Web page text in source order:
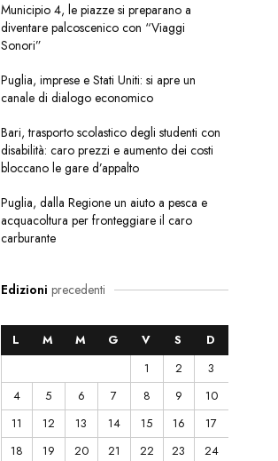
Municipio 4, le piazze si preparano a
diventare palcoscenico con “Viaggi
Sonori”
Puglia, imprese e Stati Uniti: si apre un
canale di dialogo economico
Bari, trasporto scolastico degli studenti con
disabilità: caro prezzi e aumento dei costi
bloccano le gare d’appalto
Puglia, dalla Regione un aiuto a pesca e
acquacoltura per fronteggiare il caro
carburante
Edizioni precedenti
L M M G V S
D
1
2
3
4
5 6 7 8 9
10
11
12 13 14 15 16
17
18
19 20 21 22 23
24